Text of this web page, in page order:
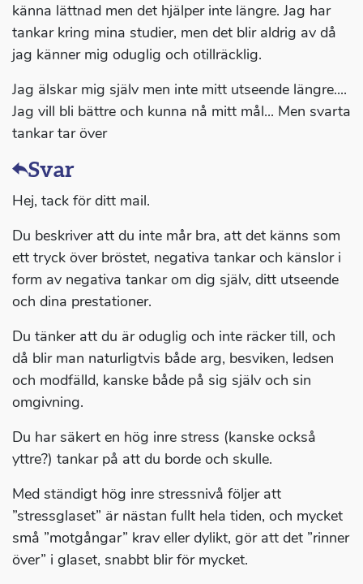
känna lättnad men det hjälper inte längre. Jag har
tankar kring mina studier, men det blir aldrig av då
jag känner mig oduglig och otillräcklig.
Jag älskar mig själv men inte mitt utseende längre....
Jag vill bli bättre och kunna nå mitt mål... Men svarta
tankar tar över
Svar
Hej, tack för ditt mail.
Du beskriver att du inte mår bra, att det känns som
ett tryck över bröstet, negativa tankar och känslor i
form av negativa tankar om dig själv, ditt utseende
och dina prestationer.
Du tänker att du är oduglig och inte räcker till, och
då blir man naturligtvis både arg, besviken, ledsen
och modfälld, kanske både på sig själv och sin
omgivning.
Du har säkert en hög inre stress (kanske också
yttre?) tankar på att du borde och skulle.
Med ständigt hög inre stressnivå följer att
”stressglaset” är nästan fullt hela tiden, och mycket
små ”motgångar” krav eller dylikt, gör att det ”rinner
över” i glaset, snabbt blir för mycket.